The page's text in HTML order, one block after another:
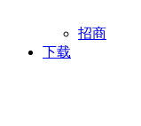
招商
下载